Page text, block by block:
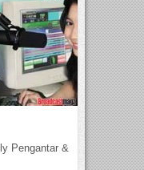
Pengantar &